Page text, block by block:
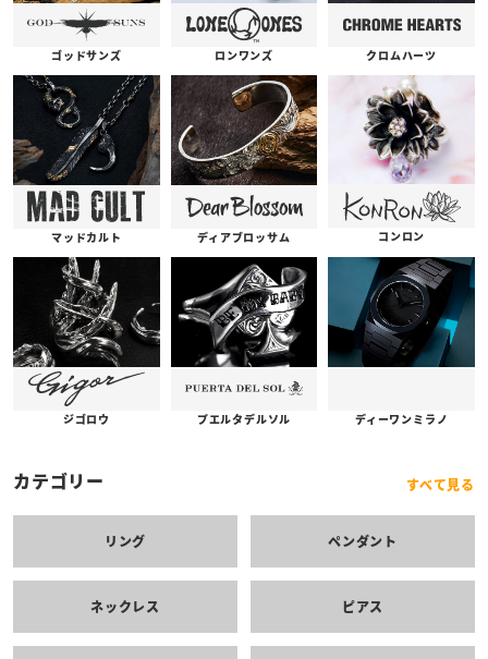
ゴッドサンズ ロンワンズ クロムハーツ
マッドカルト ディアブロッサム コンロン
ジゴロウ プエルタデルソル ディーワンミラノ
カテゴリー すべて見る
リング ペンダント
ネックレス ピアス